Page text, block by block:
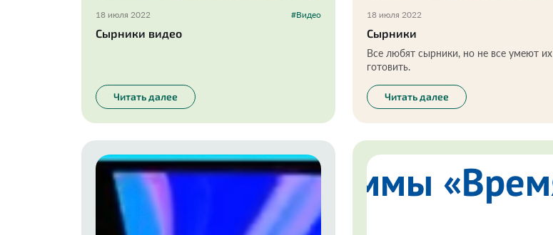
18 июля 2022 #Видео
Сырники видео
Читать далее
18 июля 2022
Сырники
Все любят сырники, но не все умеют их
готовить.
Читать далее